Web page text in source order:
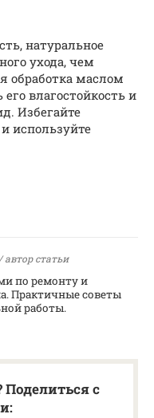
натуральное
ухода, чем
обработка маслом
влагостойкость и
Избегайте
используйте
автор статьи
по ремонту и
Практичные советы
работы.
Поделиться с